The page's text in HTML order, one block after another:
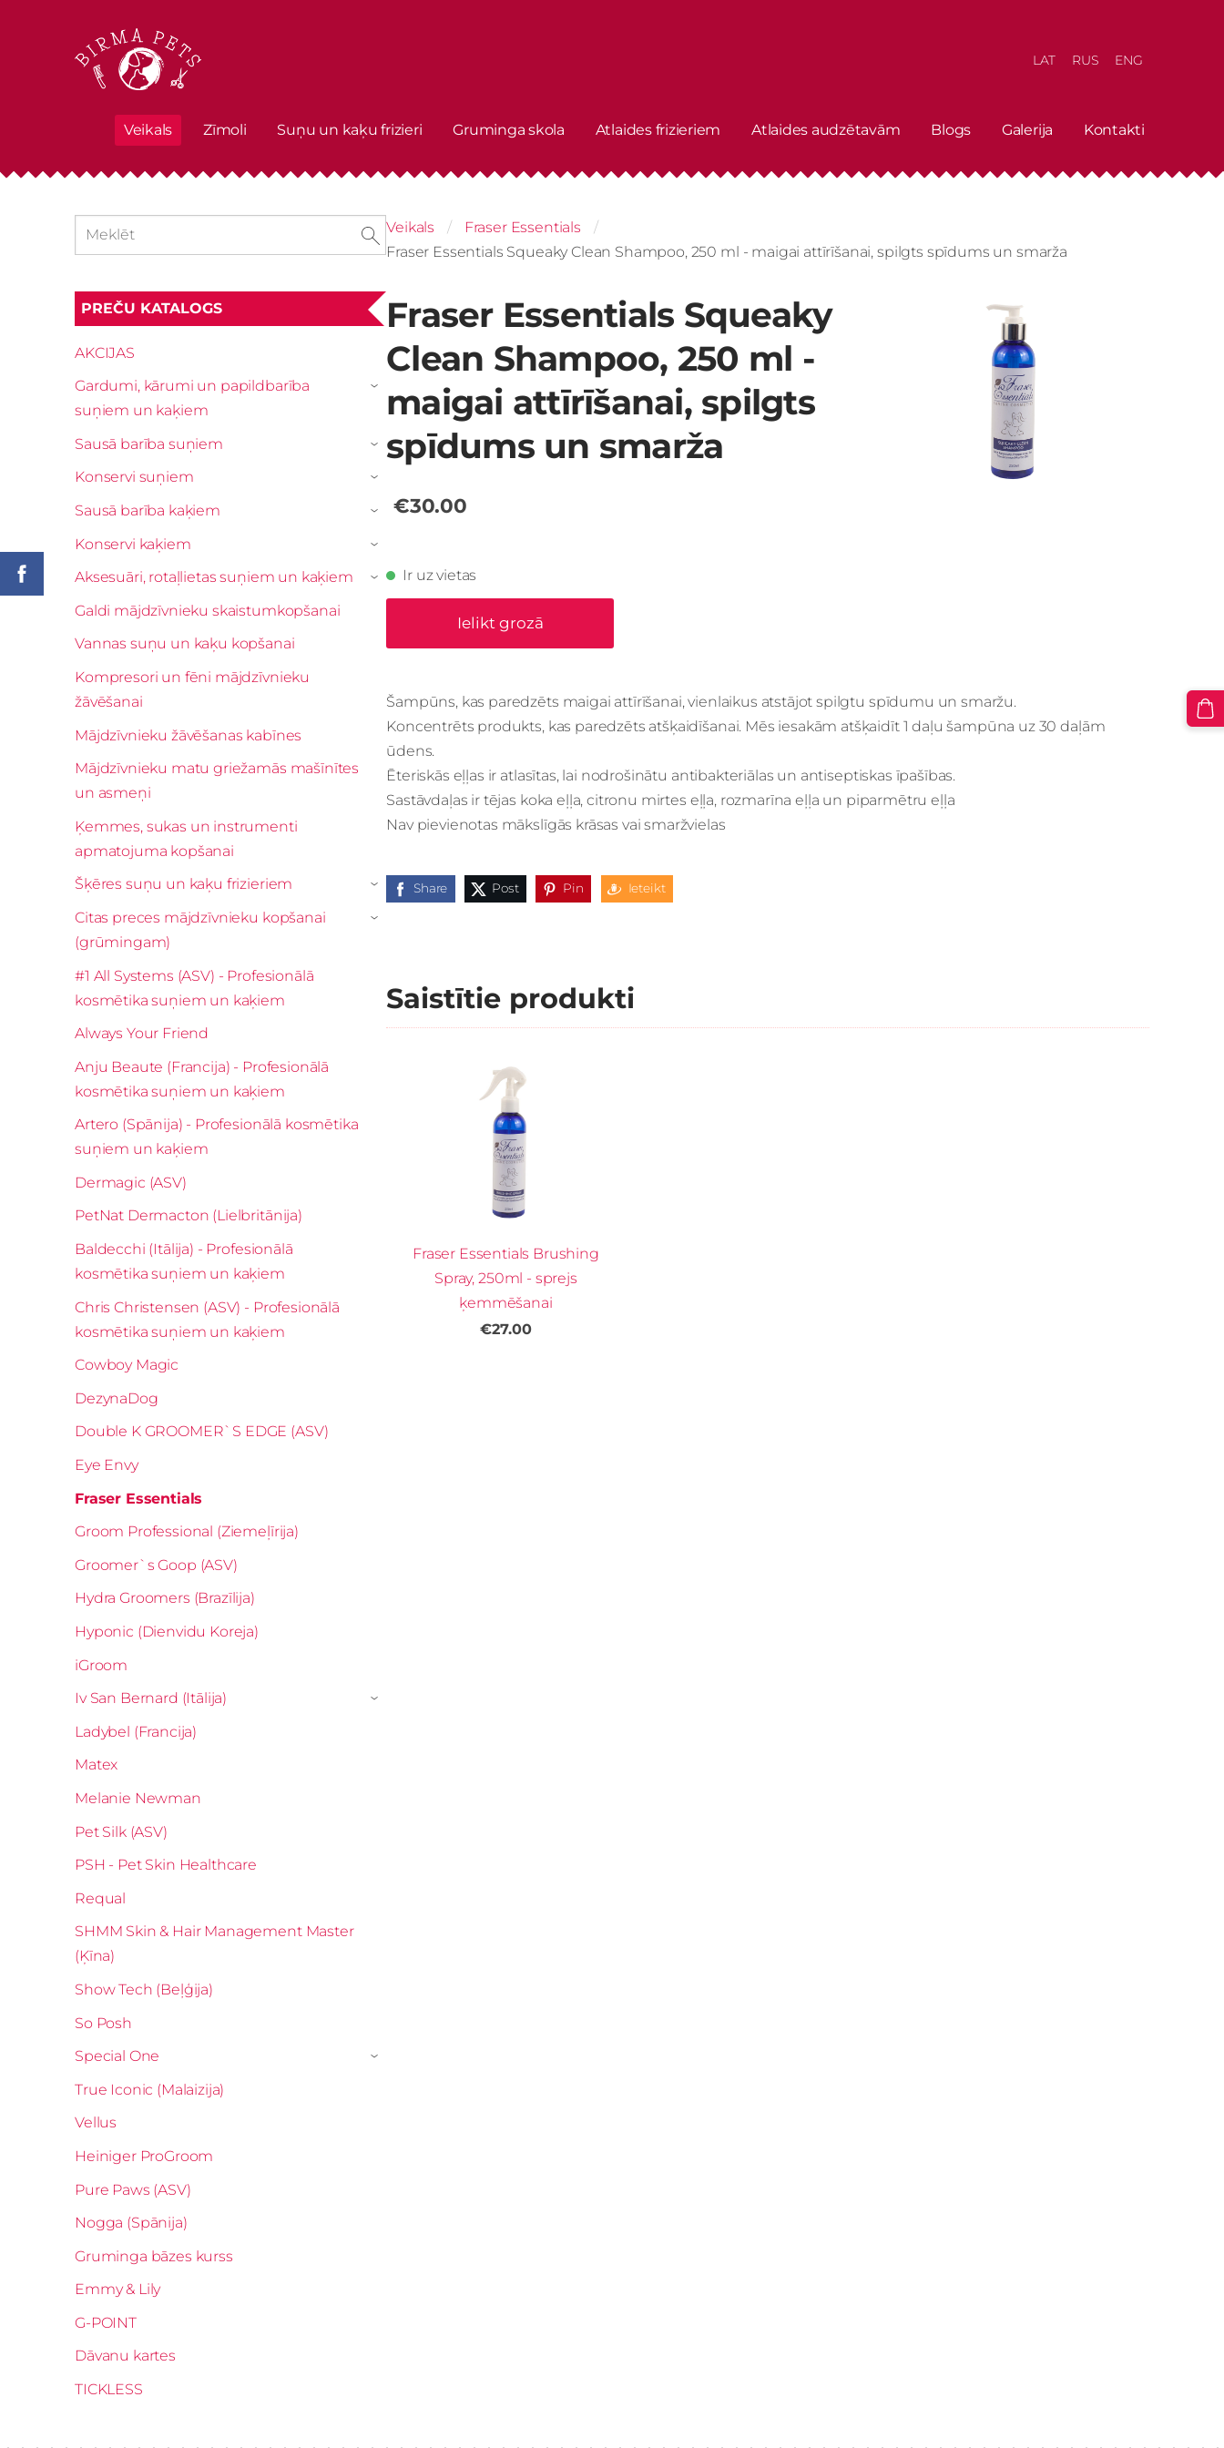
Veikals Zīmoli Suņu un kaķu frizieri Gruminga skola Atlaides frizieriem Atlaides audzētavām Blogs Galerija Kontakti
LAT RUS ENG
PREČU KATALOGS
AKCIJAS
Gardumi, kārumi un papildbarība
suņiem un kaķiem
›
Sausā barība suņiem ›
Konservi suņiem ›
Sausā barība kaķiem ›
Konservi kaķiem ›
Aksesuāri, rotaļlietas suņiem un kaķiem ›
Galdi mājdzīvnieku skaistumkopšanai
Vannas suņu un kaķu kopšanai
Kompresori un fēni mājdzīvnieku
žāvēšanai
Mājdzīvnieku žāvēšanas kabīnes
Mājdzīvnieku matu griežamās mašīnītes
un asmeņi
Ķemmes, sukas un instrumenti
apmatojuma kopšanai
Šķēres suņu un kaķu frizieriem
›
Citas preces mājdzīvnieku kopšanai
(grūmingam)
›
#1 All Systems (ASV) - Profesionālā
kosmētika suņiem un kaķiem
Always Your Friend
Anju Beaute (Francija) - Profesionālā
kosmētika suņiem un kaķiem
Artero (Spānija) - Profesionālā kosmētika
suņiem un kaķiem
Dermagic (ASV)
PetNat Dermacton (Lielbritānija)
Baldecchi (Itālija) - Profesionālā
kosmētika suņiem un kaķiem
Chris Christensen (ASV) - Profesionālā
kosmētika suņiem un kaķiem
Cowboy Magic
DezynaDog
Double K GROOMER`S EDGE (ASV)
Eye Envy
Fraser Essentials
Groom Professional (Ziemeļīrija)
Groomer`s Goop (ASV)
Hydra Groomers (Brazīlija)
Hyponic (Dienvidu Koreja)
iGroom
Iv San Bernard (Itālija)
›
Ladybel (Francija)
Matex
Melanie Newman
Pet Silk (ASV)
PSH - Pet Skin Healthcare
Requal
SHMM Skin & Hair Management Master
(Ķīna)
Show Tech (Beļģija)
So Posh
Special One
›
True Iconic (Malaizija)
Vellus
Heiniger ProGroom
Pure Paws (ASV)
Nogga (Spānija)
Gruminga bāzes kurss
Emmy & Lily
G-POINT
Dāvanu kartes
TICKLESS
Veikals
Fraser Essentials
Fraser Essentials Squeaky Clean Shampoo, 250 ml - maigai attīrīšanai, spilgts spīdums un smarža
Fraser Essentials Squeaky
Clean Shampoo, 250 ml -
maigai attīrīšanai, spilgts
spīdums un smarža
€30.00
Ir uz vietas
Ielikt grozā
Šampūns, kas paredzēts maigai attīrīšanai, vienlaikus atstājot spilgtu spīdumu un smaržu.
Koncentrēts produkts, kas paredzēts atšķaidīšanai. Mēs iesakām atšķaidīt 1 daļu šampūna uz 30 daļām
ūdens.
Ēteriskās eļļas ir atlasītas, lai nodrošinātu antibakteriālas un antiseptiskas īpašības.
Sastāvdaļas ir tējas koka eļļa, citronu mirtes eļļa, rozmarīna eļļa un piparmētru eļļa
Nav pievienotas mākslīgās krāsas vai smaržvielas
Share Post Pin Ieteikt
Saistītie produkti
Fraser Essentials Brushing
Spray, 250ml - sprejs
ķemmēšanai
€27.00